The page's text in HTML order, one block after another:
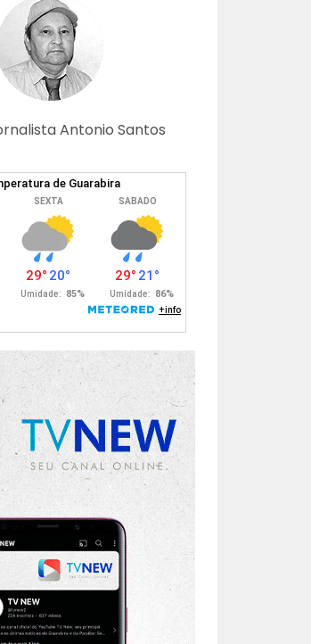
Antonio Santos